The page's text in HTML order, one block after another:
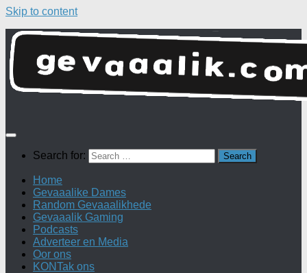
Skip to content
Search for:
Home
Gevaaalike Dames
Random Gevaaalikhede
Gevaaalik Gaming
Podcasts
Adverteer en Media
Oor ons
KONTak ons